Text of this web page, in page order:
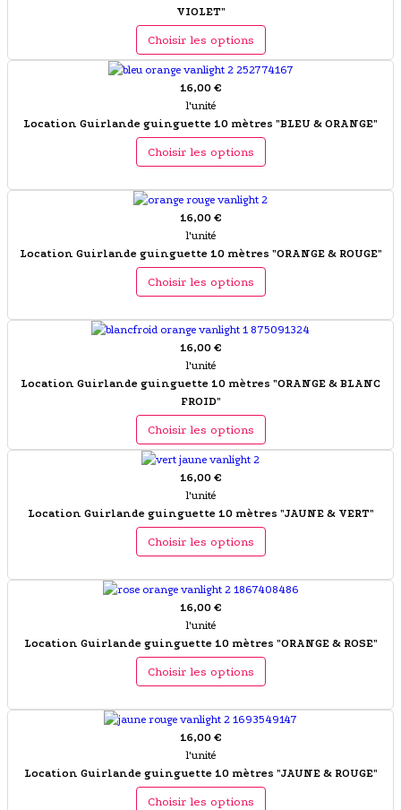
VIOLET"
Choisir les options
16,00 €
l'unité
Location Guirlande guinguette 10 mètres "BLEU & ORANGE"
Choisir les options
16,00 €
l'unité
Location Guirlande guinguette 10 mètres "ORANGE & ROUGE"
Choisir les options
16,00 €
l'unité
Location Guirlande guinguette 10 mètres "ORANGE & BLANC
FROID"
Choisir les options
16,00 €
l'unité
Location Guirlande guinguette 10 mètres "JAUNE & VERT"
Choisir les options
16,00 €
l'unité
Location Guirlande guinguette 10 mètres "ORANGE & ROSE"
Choisir les options
16,00 €
l'unité
Location Guirlande guinguette 10 mètres "JAUNE & ROUGE"
Choisir les options